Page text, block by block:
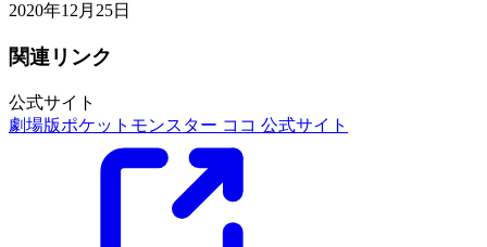
2020年12月25日
関連リンク
公式サイト
劇場版ポケットモンスター ココ 公式サイト